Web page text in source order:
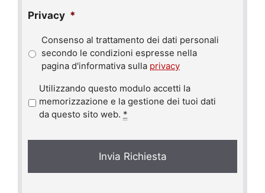
Privacy *
Consenso al trattamento dei dati personali
secondo le condizioni espresse nella
pagina d'informativa sulla privacy
r
a
Utilizzando questo modulo accetti la
memorizzazione e la gestione dei tuoi dati
da questo sito web. *